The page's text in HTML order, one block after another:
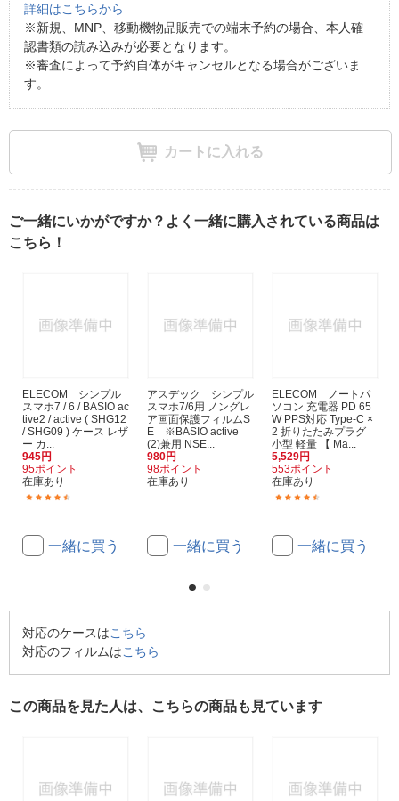
詳細はこちらから
※新規、MNP、移動機物品販売での端末予約の場合、本人確
認書類の読み込みが必要となります。
※審査によって予約自体がキャンセルとなる場合がございま
す。
カートに入れる
ご一緒にいかがですか？よく一緒に購入されている商品は
こちら！
ELECOM シンプル
スマホ7 / 6 / BASIO ac
tive2 / active ( SHG12
/ SHG09 ) ケース レザ
ー カ...
945円
95ポイント
在庫あり
一緒に買う
アスデック シンプル
スマホ7/6用 ノングレ
ア画面保護フィルムS
E ※BASIO active
(2)兼用 NSE...
980円
98ポイント
在庫あり
一緒に買う
ELECOM ノートパ
ソコン 充電器 PD 65
W PPS対応 Type-C ×
2 折りたたみプラグ
小型 軽量 【 Ma...
5,529円
553ポイント
在庫あり
一緒に買う
対応のケースはこちら
対応のフィルムはこちら
この商品を見た人は、こちらの商品も見ています